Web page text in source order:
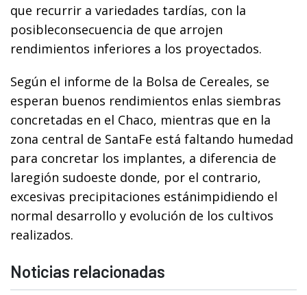
que recurrir a variedades tardías, con la
posibleconsecuencia de que arrojen
rendimientos inferiores a los proyectados.
Según el informe de la Bolsa de Cereales, se
esperan buenos rendimientos enlas siembras
concretadas en el Chaco, mientras que en la
zona central de SantaFe está faltando humedad
para concretar los implantes, a diferencia de
laregión sudoeste donde, por el contrario,
excesivas precipitaciones estánimpidiendo el
normal desarrollo y evolución de los cultivos
realizados.
Noticias relacionadas